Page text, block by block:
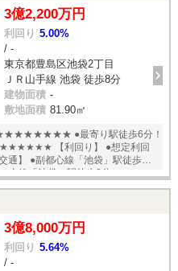
3億2,200万円
利回り 5.00%
/ -
東京都豊島区池袋2丁目
ＪＲ山手線 池袋 徒歩8分
建物面積 -
敷地面積 81.90㎡
寄り駅徒歩6分！
●想定利回
3億8,000万円
利回り 5.64%
/ -